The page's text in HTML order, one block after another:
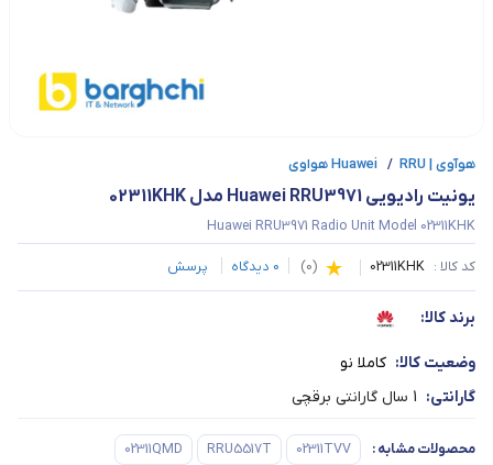
هوآوی | Huawei / RRU هواوی
یونیت رادیویی Huawei RRU3971 مدل 02311KHK
Huawei RRU3971 Radio Unit Model 02311KHK
کد کالا : 02311KHK
(
0
)
0 دیدگاه پرسش
برند کالا:
وضعیت کالا: کاملا نو
گارانتی: 1 سال گارانتی برقچی
محصولات مشابه:
02311TVV
RRU5517T
02311QMD